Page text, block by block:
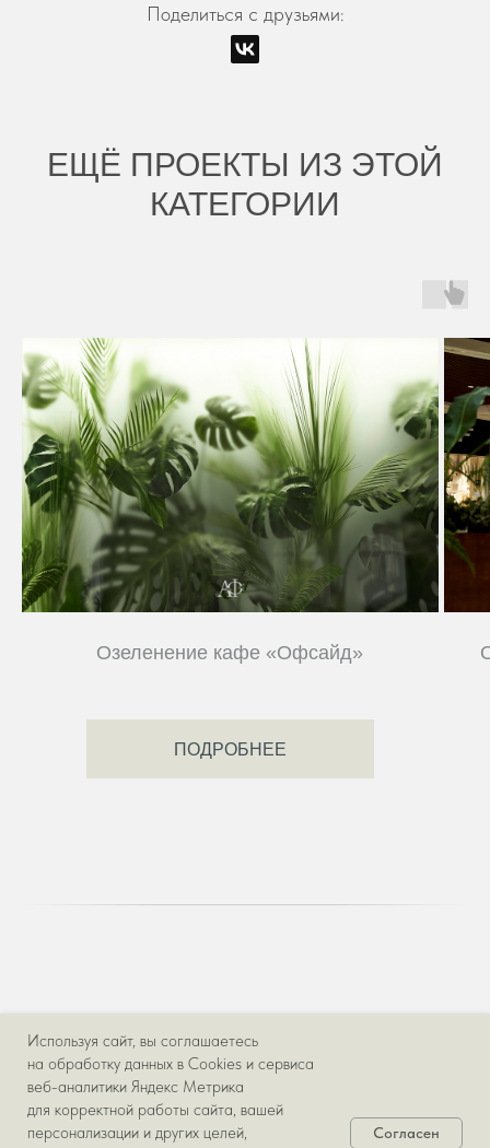
Поделиться с друзьями:
ЕЩЁ ПРОЕКТЫ ИЗ ЭТОЙ
КАТЕГОРИИ
Озеленение кафе «Офсайд»
ПОДРОБНЕЕ
Главная
Проекты
Интернет-магазин
Используя сайт, вы соглашаетесь
на обработку данных в Cookies и сервиса
веб-аналитики Яндекс Метрика
для корректной работы сайта, вашей
персонализации и других целей,
Согласен